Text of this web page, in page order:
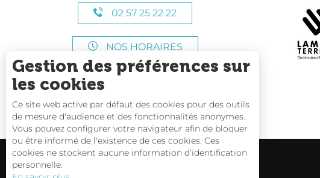
02 57 25 22 22
NOS HORAIRES
Gestion des préférences sur
les cookies
Ce site web active par défaut des cookies pour des outils
de mesure d'audience et des fonctionnalités anonymes.
Vous pouvez configurer votre navigateur afin de bloquer
ou être informé de l'existence de ces cookies. Ces
cookies ne stockent aucune information d’identification
personnelle.